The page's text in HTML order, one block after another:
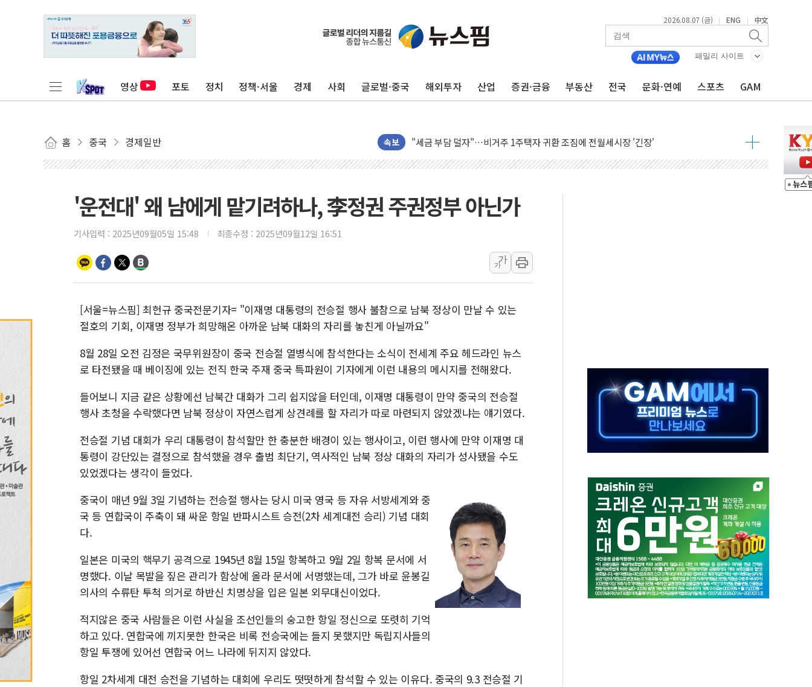
2026.08.07 (금) | ENG | 中文
패밀리 사이트
영상 포토 정치 정책·서울 경제 사회 글로벌·중국 해외투자 산업 증권·금융 부동산 전국 문화·연예 스포츠 GAM
홈 중국 경제일반 속보
트럼프, '원정출산 시민권 차단' 행정명령 서명…출생시민권 제한 재시동
트럼프 "이란전 조만간 끝날 것"…군수품 부족설 일축 "막대한 무기 보유"
"세금 부담 덜자"…비거주 1주택자 귀환 조짐에 전월세시장 '긴장'
세금 부담 커진 고가 1주택자…맞교환·재매수·다운사이징 '저울질'
뉴욕증시, 유가·금리 부담에 하락…다우 5거래일 랠리 '마침표'
이란, 오만과 호르무즈 해협 재개방 합의 막바지.."美와 직접 협상 없어"
李대통령, 오늘 부동산 정책 점검 2차 회의…주택 공급 대책 막바지 조율할 듯
[오늘의 정치일정] 8월 7일(금)
[오늘의 국회일정] 상임위·세미나·기자회견·주요 정당 - 8월 7일
이란, 美·이스라엘 선박 호르무즈 통항 제한 추진…美 "통행 막을 권한 없어"
유럽증시, 견조한 실적 소화하며 대부분 상승… "2분기 기업 순이익 21% 증가" 전망
구광모, 내주 실리콘밸리서 젠슨 황 재회…로봇·AI 데이터센터·모빌리티 구체화
뉴욕증시 개장 전 특징주...모더나·아이온큐·도어대시↑ VS 샌디스크·피그마·앱러빈↓
김정관 장관 "영업이익 N% 성과급 반대…상법·자본시장법 개정 논의"
뉴욕증시 프리뷰, 미 주가선물 AI주 차익실현 속 혼조세...웨스턴디지털·샌디스크↓
청와대, 북한 단거리 탄도미사일 발사에 긴급 안보 점검회의
'운전대' 왜 남에게 맡기려하나, 李정권 주권정부 아닌가
기사입력 : 2025년09월05일 15:48 최종수정 : 2025년09월12일 16:51
가
가
[서울=뉴스핌] 최헌규 중국전문기자= "이재명 대통령의 전승절 행사 불참으로 남북 정상이 만날 수 있는
절호의 기회, 이재명 정부가 희망해온 아까운 남북 대화의 자리를 놓친게 아닐까요"
8월 28일 오전 김정은 국무위원장이 중국 전승절 열병식에 참석한다는 소식이 전세계 주요 헤드라인 뉴스
로 타전됐을 때 베이징에 있는 전직 한국 주재 중국 특파원이 기자에게 이런 내용의 메시지를 전해왔다.
들어보니 지금 같은 상황에선 남북간 대화가 그리 쉽지않을 터인데, 이재명 대통령이 만약 중국의 전승절
행사 초청을 수락했다면 남북 정상이 자연스럽게 상견례를 할 자리가 따로 마련되지 않았겠냐는 얘기였다.
전승절 기념 대회가 우리 대통령이 참석할만 한 충분한 배경이 있는 행사이고, 이런 행사에 만약 이재명 대
통령이 강단있는 결정으로 참석했을 경우 출범 최단기, 역사적인 남북 정상 대화의 자리가 성사됐을 수도
있었겠다는 생각이 들었다.
중국이 매년 9월 3일 기념하는 전승절 행사는 당시 미국 영국 등 자유 서방세계와 중
국 등 연합국이 주축이 돼 싸운 항일 반파시스트 승전(2차 세계대전 승리) 기념 대회
다.
일본은 미국의 핵무기 공격으로 1945년 8월 15일 항복하고 9월 2일 항복 문서에 서
명했다. 이날 목발을 짚은 관리가 함상에 올라 문서에 서명했는데, 그가 바로 윤봉길
의사의 수류탄 투척 의거로 하반신 치명상을 입은 일본 외무대신이었다.
적지않은 중국 사람들은 이런 사실을 조선인들의 숭고한 항일 정신으로 또렷히 기억
하고 있다. 연합국에 끼지못한 한국은 비록 전승국에는 들지 못했지만 독립지사들의
항일 투쟁에 있어선 연합국 어느 나라에 뒤지지 않았다.
항일 2차세계 대전 승전을 기념하는 대회에 우리도 떳떳하게 참석할 수 있는 이유다. 중국의 9.3 전승절 기